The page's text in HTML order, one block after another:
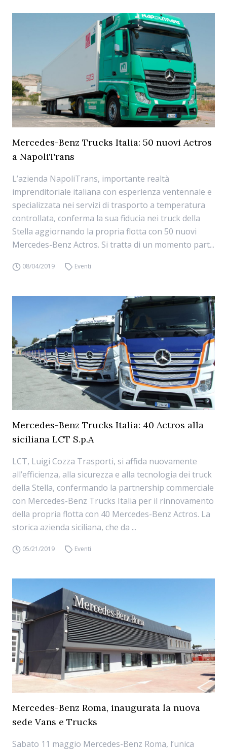
Mercedes-Benz Trucks Italia: 50 nuovi Actros
a NapoliTrans
L’azienda NapoliTrans, importante realtà
imprenditoriale italiana con esperienza ventennale e
specializzata nei servizi di trasporto a temperatura
controllata, conferma la sua fiducia nei truck della
Stella aggiornando la propria flotta con 50 nuovi
Mercedes-Benz Actros. Si tratta di un momento part...
08/04/2019 Eventi
Mercedes-Benz Trucks Italia: 40 Actros alla
siciliana LCT S.p.A
LCT, Luigi Cozza Trasporti, si affida nuovamente
all’efficienza, alla sicurezza e alla tecnologia dei truck
della Stella, confermando la partnership commerciale
con Mercedes-Benz Trucks Italia per il rinnovamento
della propria flotta con 40 Mercedes-Benz Actros. La
storica azienda siciliana, che da ...
05/21/2019 Eventi
Mercedes-Benz Roma, inaugurata la nuova
sede Vans e Trucks
Sabato 11 maggio Mercedes-Benz Roma, l’unica